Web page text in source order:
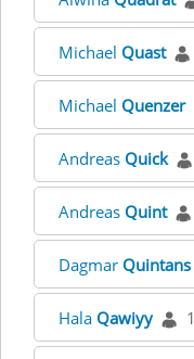
Michael Quast
Michael Quenzer
Andreas Quick
Andreas Quint
Dagmar Quintans
Hala Qawiyy 1